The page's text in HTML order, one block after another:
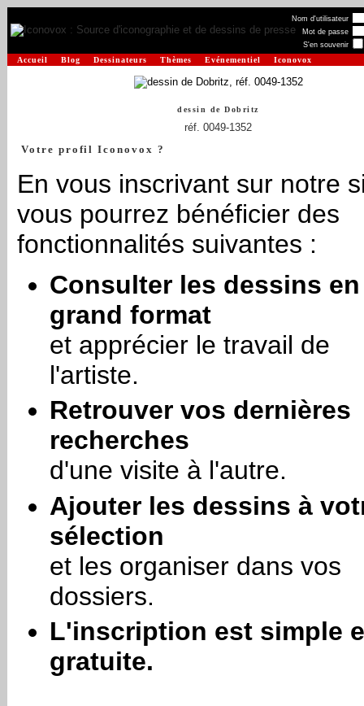
Nom d'utilisateur
Mot de passe
S'en souvenir
Accueil Blog Dessinateurs Thèmes Evénementiel Iconovox
dessin deDobritz
réf. 0049-1352
Votre profil Iconovox ?
En vous inscrivant sur notre
vous pourrez bénéficier des
fonctionnalités suivantes :
Consulter les dessins en
grand format
et apprécier le travail de
l'artiste.
Retrouver vos dernières
recherches
d'une visite à l'autre.
Ajouter les dessins à
sélection
et les organiser dans vos
dossiers.
L'inscription est simple
gratuite.